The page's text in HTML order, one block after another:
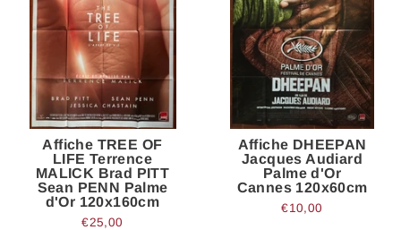
Affiche TREE OF
LIFE Terrence
MALICK Brad PITT
Sean PENN Palme
d'Or 120x160cm
€25,00
Affiche DHEEPAN
Jacques Audiard
Palme d'Or
Cannes 120x60cm
€10,00